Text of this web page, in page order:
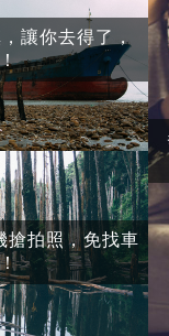
讓你去得了，
搶拍照，免找車